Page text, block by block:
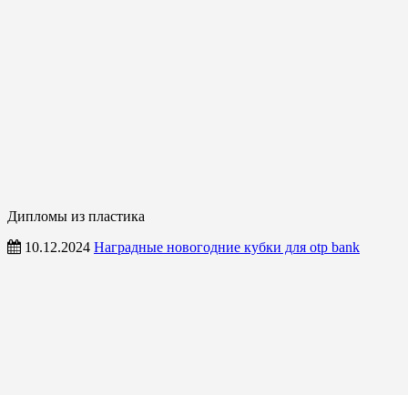
Дипломы из пластика
10.12.2024 Наградные новогодние кубки для otp bank